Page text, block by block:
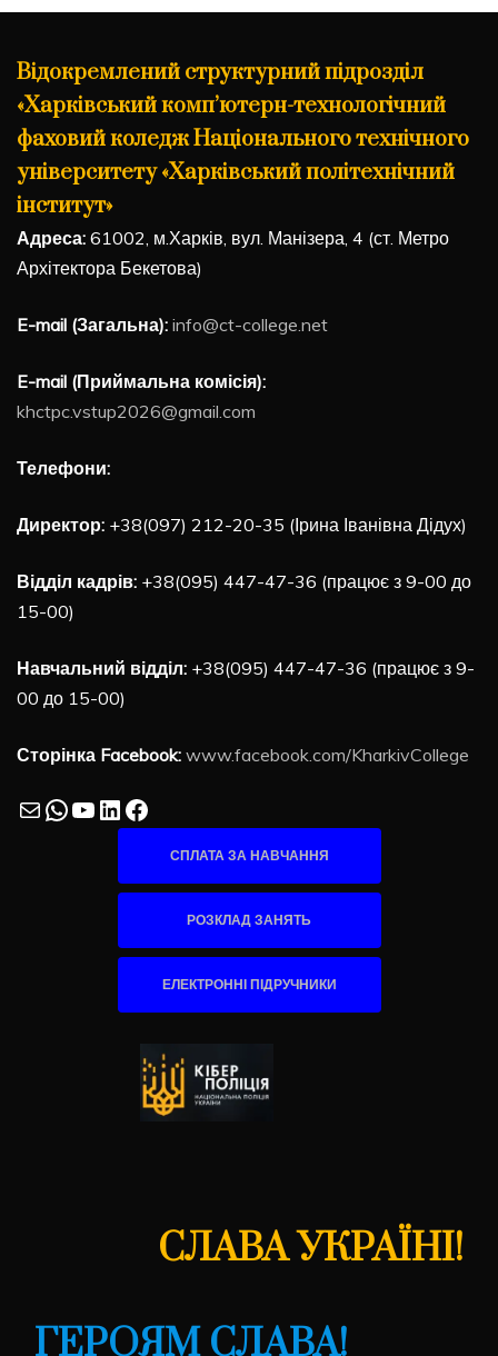
Відокремлений структурний підрозділ
«Харківський комп’ютерн-технологічний
фаховий коледж Національного технічного
університету «Харківський політехнічний
інститут»
Адреса: 61002, м.Харків, вул. Манізера, 4 (ст. Метро
Архітектора Бекетова)
E-mail (Загальна): info@ct-college.net
E-mail (Приймальна комісія):
khctpc.vstup2026@gmail.com
Телефони:
Директор: +38(097) 212-20-35 (Ірина Іванівна Дідух)
Відділ кадрів: +38(095) 447-47-36 (працює з 9-00 до
15-00)
Навчальний відділ: +38(095) 447-47-36 (працює з 9-
00 до 15-00)
Сторінка Facebook: www.facebook.com/KharkivCollege
MailWhatsApp
YouTube
LinkedIn
Facebook
СПЛАТА ЗА НАВЧАННЯ
РОЗКЛАД ЗАНЯТЬ
ЕЛЕКТРОННІ ПІДРУЧНИКИ
СЛАВА УКРАЇНІ!
ГЕРОЯМ СЛАВА!